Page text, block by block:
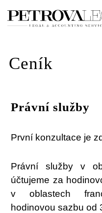
Ceník
Právní služby
První konzultace je
Právní služby v
účtujeme za
v oblastech
hodinovou sazbu od